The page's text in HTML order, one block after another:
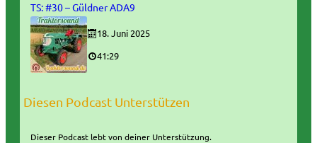
TS: #30 – Güldner ADA9
18. Juni 2025
41:29
Diesen Podcast Unterstützen
Dieser Podcast lebt von deiner Unterstützung.